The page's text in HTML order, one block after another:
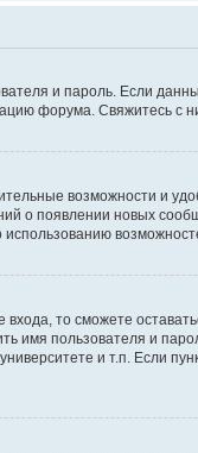
и пароль. Если
форума. Свяжитесь с
возможности и
о появлении новых
то сможете
имя пользователя и
и т.п. Если